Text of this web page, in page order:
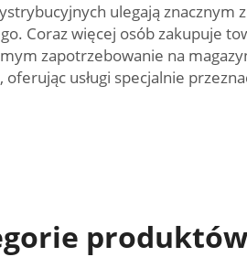
ulegają
Coraz więcej osób zakupuje
zapotrzebowanie na
oferując usługi specjalnie
produktów